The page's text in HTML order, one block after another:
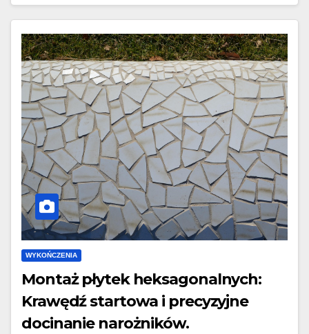
WYKOŃCZENIA
Montaż płytek heksagonalnych:
Krawędź startowa i precyzyjne
docinanie narożników.